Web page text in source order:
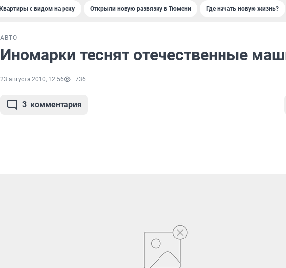
Квартиры с видом на реку Открыли новую развязку в Тюмени Где начать новую жизнь?
АВТО
Иномарки теснят отечественные
23 августа 2010, 12:56 736
3 комментария